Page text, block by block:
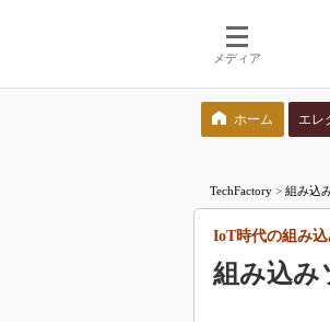
メディア
ホーム エレ
TechFactory > 組み込
組み込み
IoT時代の組み込